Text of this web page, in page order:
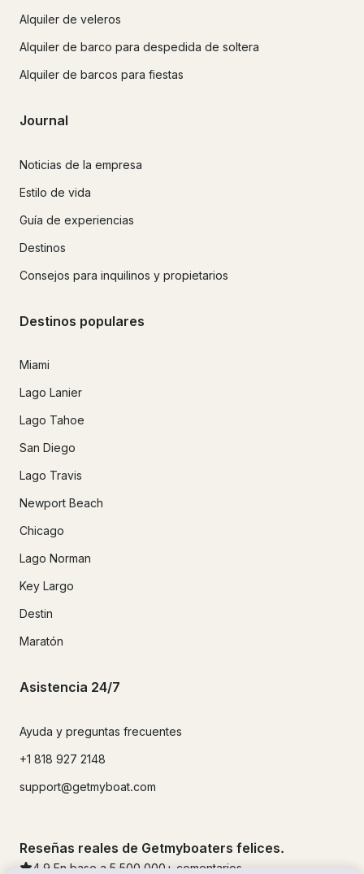
Alquiler de veleros
Alquiler de barco para despedida de soltera
Alquiler de barcos para fiestas
Journal
Noticias de la empresa
Estilo de vida
Guía de experiencias
Destinos
Consejos para inquilinos y propietarios
Destinos populares
Miami
Lago Lanier
Lago Tahoe
San Diego
Lago Travis
Newport Beach
Chicago
Lago Norman
Key Largo
Destin
Maratón
Asistencia 24/7
Ayuda y preguntas frecuentes
+1 818 927 2148
support@getmyboat.com
Reseñas reales de Getmyboaters felices.
4.9 En base a 5 500,000 + comentarios